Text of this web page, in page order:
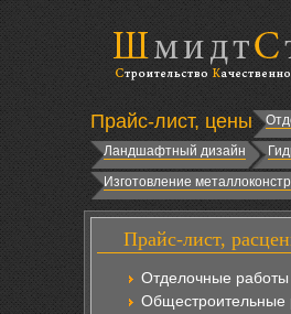
Прайс-лист, цены
Ландшафтный дизайн
Изготовление
Прайс-лист,
Отделочные работы
Общестроительные